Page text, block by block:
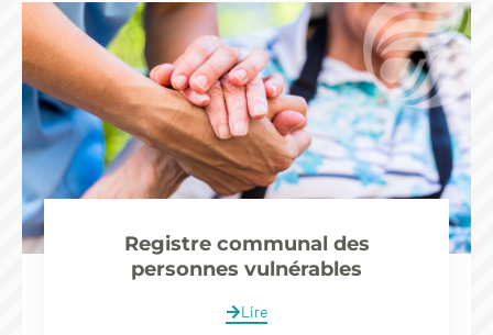
Registre communal des
personnes vulnérables
Lire